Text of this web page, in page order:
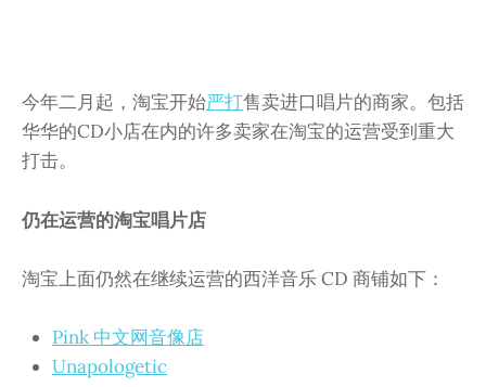
今年二月起，淘宝开始严打售卖进口唱片的商家。包括
华华的CD小店在内的许多卖家在淘宝的运营受到重大
打击。
仍在运营的淘宝唱片店
淘宝上面仍然在继续运营的西洋音乐 CD 商铺如下：
Pink 中文网音像店
Unapologetic